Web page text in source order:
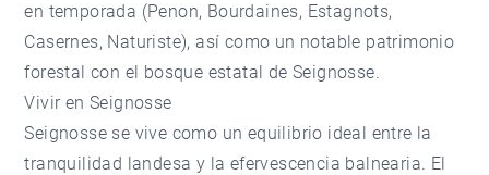
en temporada (Penon, Bourdaines, Estagnots,
Casernes, Naturiste), así como un notable patrimonio
forestal con el bosque estatal de Seignosse.
Vivir en Seignosse
Seignosse se vive como un equilibrio ideal entre la
tranquilidad landesa y la efervescencia balnearia. El